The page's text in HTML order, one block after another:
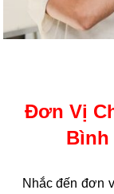
Đơn Vị
Bình
Nhắc đến đơn